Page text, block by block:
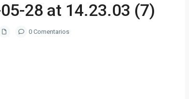
28 at 14.23.03 (7)
0 Comentarios